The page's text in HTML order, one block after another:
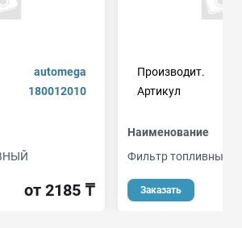
automega
180012010
от 2185 ₸
Производит.
Артикул
Наименование
Фильтр топливный
Заказать